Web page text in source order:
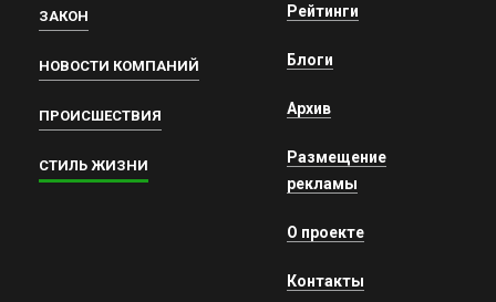
ЗАКОН
НОВОСТИ КОМПАНИЙ
ПРОИСШЕСТВИЯ
СТИЛЬ ЖИЗНИ
Рейтинги
Блоги
Архив
Размещение
рекламы
О проекте
Контакты